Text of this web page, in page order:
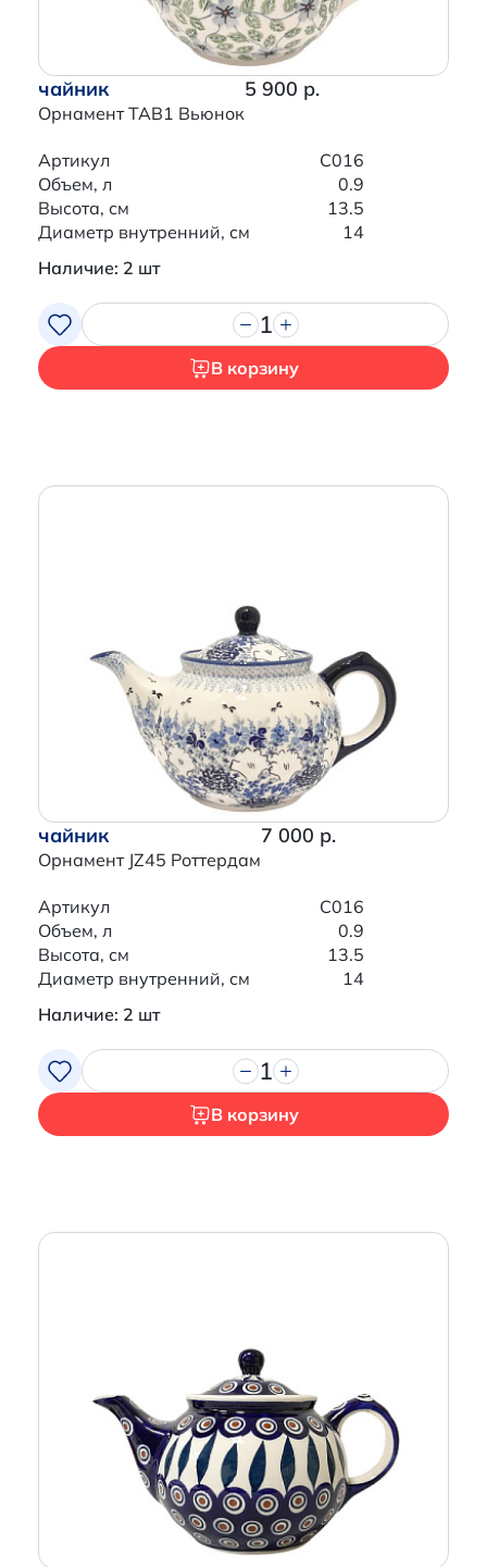
чайник
Орнамент TAB1 Вьюнок
5 900 р.
Артикул
C016
Объем, л
0.9
Высота, см
13.5
Диаметр внутренний, см
14
Наличие: 2 шт
1
В корзину
чайник
Орнамент JZ45 Роттердам
7 000 р.
Артикул
C016
Объем, л
0.9
Высота, см
13.5
Диаметр внутренний, см
14
Наличие: 2 шт
1
В корзину